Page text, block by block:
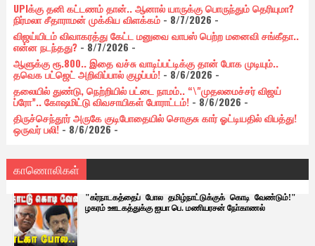
UPIக்கு தனி கட்டணம் தான்.. ஆனால் யாருக்கு பொருந்தும் தெரியுமா?
நிர்மலா சீதாராமன் முக்கிய விளக்கம்- 8/7/2026 -
விஜய்யிடம் விவாகரத்து கேட்ட மனுவை வாபஸ் பெற்ற மனைவி சங்கீதா..
என்ன நடந்தது?- 8/7/2026 -
ஆளுக்கு ரூ.800.. இதை வச்சு வாடிப்பட்டிக்கு தான் போக முடியும்..
தவெக பட்ஜெட் அறிவிப்பால் குழப்பம்!- 8/6/2026 -
தலையில் துண்டு, நெற்றியில் பட்டை நாமம்.. “\"முதலமைச்சர் விஜய்
ப்ரோ”.. கோஷமிட்டு விவசாயிகள் போராட்டம்!- 8/6/2026 -
திருச்செந்தூர் அருகே குடிபோதையில் சொகுசு கார் ஓட்டியதில் விபத்து!
ஒருவர் பலி!- 8/6/2026-
காணொலிகள்
"கர்நாடகத்தைப் போல தமிழ்நாட்டுக்குக் கொடி வேண்டும்!"
ழகரம் ஊடகத்துக்கு ஐயா பெ. மணியரசன் நோ்காணல்